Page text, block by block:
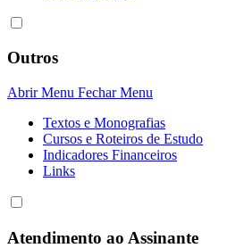
Outros
Abrir Menu Fechar Menu
Textos e Monografias
Cursos e Roteiros de Estudo
Indicadores Financeiros
Links
Atendimento ao Assinante